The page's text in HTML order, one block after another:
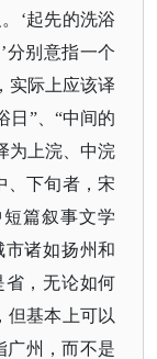
‘起先的洗浴
分别意指一个
实际上应该译
日”、“中间的
为上浣、中浣
、下旬者，宋
篇叙事文学
市诸如扬州和
省，无论如何
但基本上可以
广州，而不是